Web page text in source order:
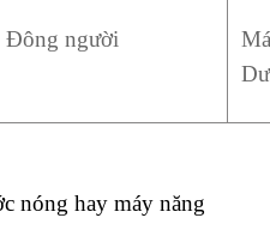
Đông người
nóng hay máy năng